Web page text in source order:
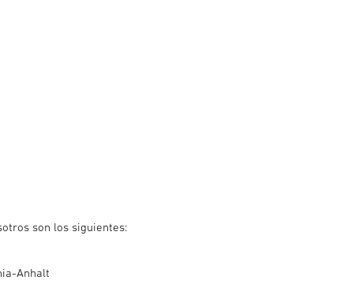
son los siguientes:
Anhalt